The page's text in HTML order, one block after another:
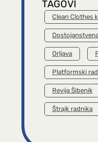
TAGOVI
Clean Clothes
Orljava
Platformski
Revija Šibenik
Štrajk radnika